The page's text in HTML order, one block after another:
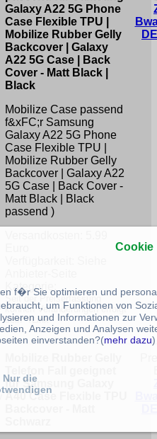
Galaxy A22 5G Phone
Case Flexible TPU |
Mobilize Rubber Gelly
Backcover | Galaxy
A22 5G Case | Back
Cover - Matt Black |
Black
Mobilize Case passend
f&xFC;r Samsung
Galaxy A22 5G Phone
Case Flexible TPU |
Mobilize Rubber Gelly
Backcover | Galaxy A22
5G Case | Back Cover -
Matt Black | Black
passend )
Kategorie:
Seit der Preiserfassung
können Veränderungen erfolgt
sein**/Link*
für Samsung Galaxy
A40 Case Flexible TPU
Cookie
f�r Sie optimieren und
um Funktionen von
und Informationen zur
Anzeigen und Analysen
einverstanden?(mehr dazu)
Nur die